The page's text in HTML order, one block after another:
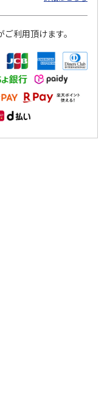
レ
…
ん家＞夏限定 ひと
くちバーム詰合せ
3,980円
(送料・税込)
利用頂けます。